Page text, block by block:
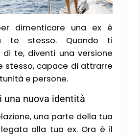
dimenticare una ex è
te stesso. Quando ti
te, diventi una versione
stesso, capace di attrarre
e persone.
una nuova identità
una parte della tua
alla tua ex. Ora è il